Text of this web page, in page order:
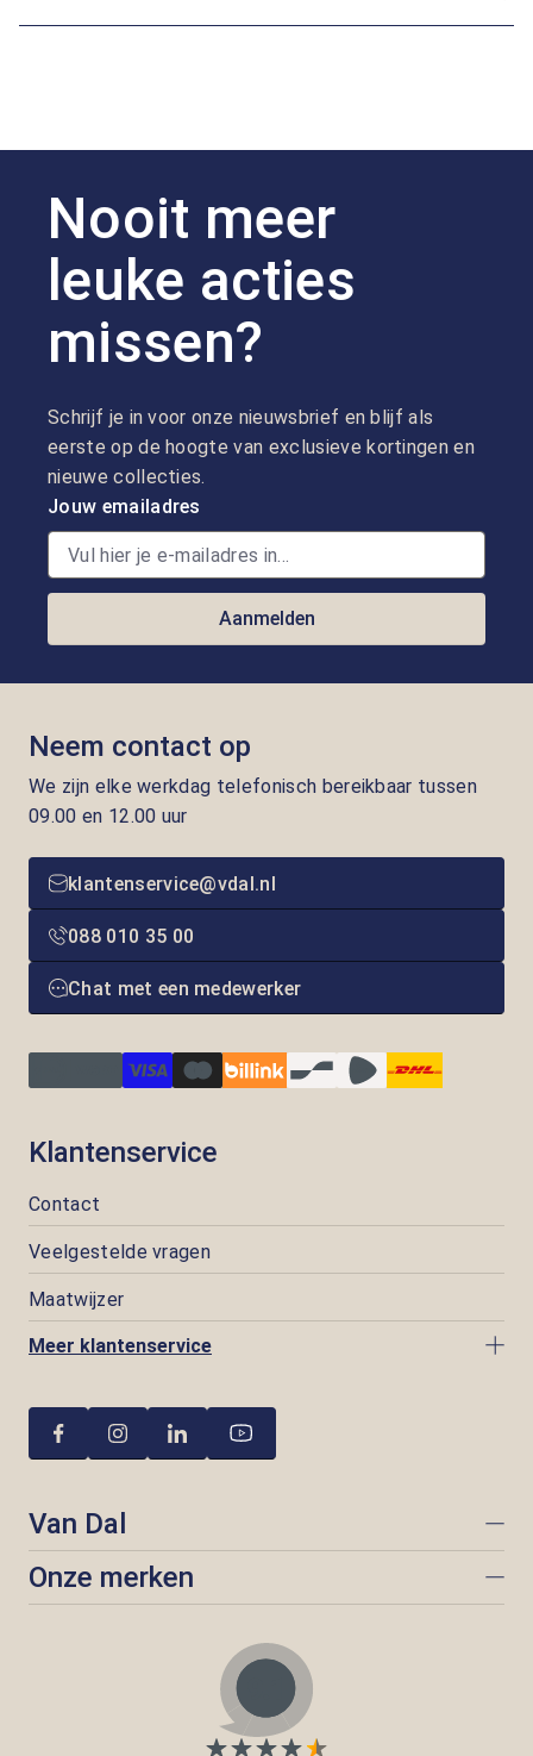
Nooit meer
leuke acties
missen?
Schrijf je in voor onze nieuwsbrief en blijf als
eerste op de hoogte van exclusieve kortingen en
nieuwe collecties.
Jouw emailadres
Aanmelden
Neem contact op
We zijn elke werkdag telefonisch bereikbaar tussen
09.00 en 12.00 uur
klantenservice@vdal.nl
088 010 35 00
Chat met een medewerker
Klantenservice
Contact
Veelgestelde vragen
Maatwijzer
Meer klantenservice
Van Dal
Onze merken